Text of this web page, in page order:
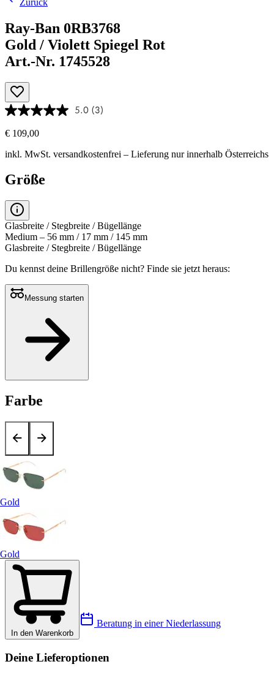
Ray-Ban 0RB3768
Gold / Violett Spiegel Rot
Art.-Nr. 1745528
5.0 (3)
€ 109,00
inkl. MwSt. versandkostenfrei – Lieferung nur innerhalb Österreichs
Größe
Glasbreite / Stegbreite / Bügellänge
Medium – 56 mm / 17 mm / 145 mm
Glasbreite / Stegbreite / Bügellänge
Du kennst deine Brillengröße nicht? Finde sie jetzt heraus:
Messung starten
Farbe
Gold
Gold
In den Warenkorb
Beratung in einer Niederlassung
Deine Lieferoptionen